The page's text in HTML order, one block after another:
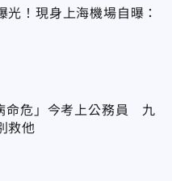
光！現身上海機場自曝：
命危」今考上公務員 九
救他